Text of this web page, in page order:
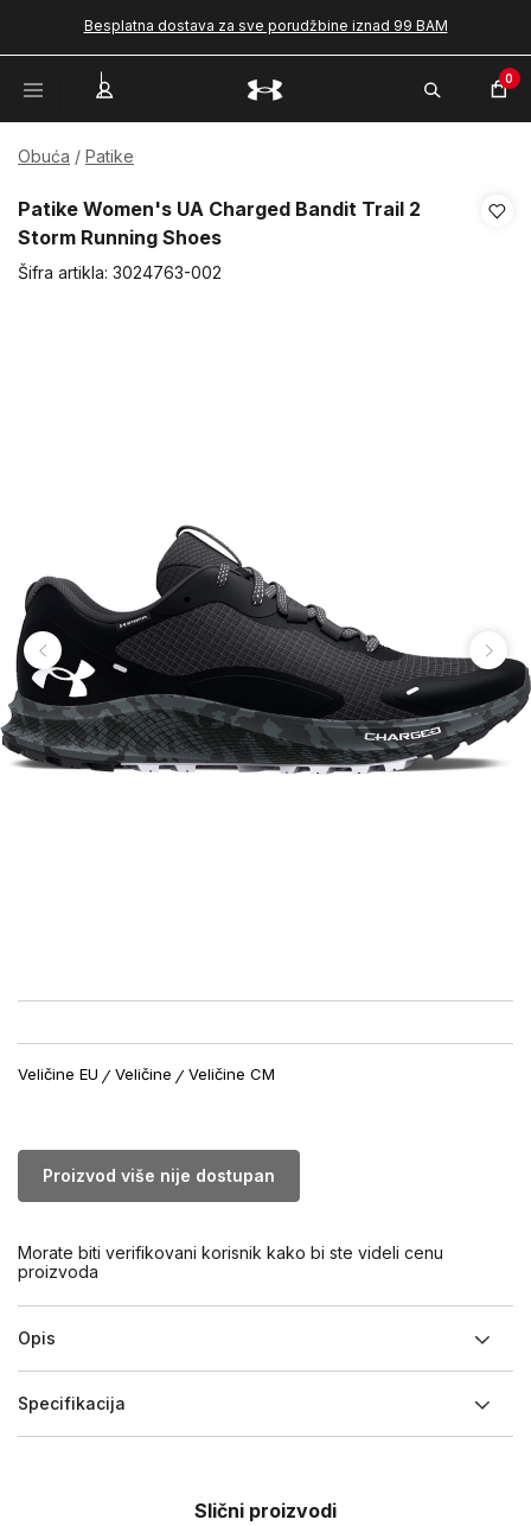
Besplatna dostava za sve porudžbine iznad 99 BAM
0
Obuća Patike
Patike Women's UA Charged Bandit Trail 2
Storm Running Shoes
Šifra artikla: 3024763-002
Veličine EU Veličine Veličine CM
Proizvod više nije dostupan
Morate biti verifikovani korisnik kako bi ste videli cenu
proizvoda
Opis
Specifikacija
Slični proizvodi